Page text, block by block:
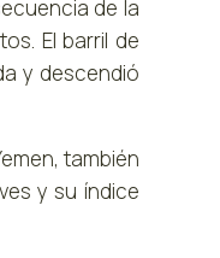
de la
El barril de
y descendió
también
y su índice